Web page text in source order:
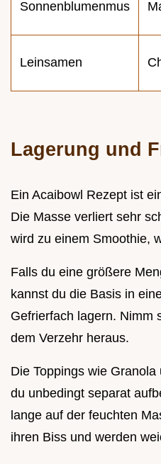
Sonnenblumenmus
Leinsamen
Lagerung und
Ein Acaibowl Rezept ist
Die Masse verliert sehr
wird zu einem Smoothie,
Falls du eine größere
kannst du die Basis in
Gefrierfach lagern. Nimm
dem Verzehr heraus.
Die Toppings wie
du unbedingt separat
lange auf der feuchten
ihren Biss und werden